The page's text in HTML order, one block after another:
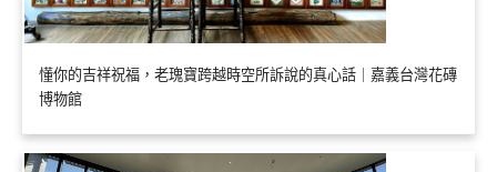
懂你的吉祥祝福，老瑰寶跨越時空所訴說的真心話｜嘉義台灣花磚
博物館